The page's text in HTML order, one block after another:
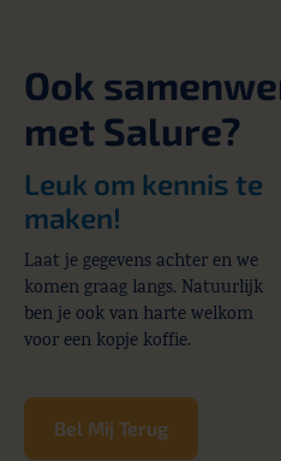
Ook
met Salure?
Leuk om kennis te
maken!
Laat je gegevens achter en we
komen graag langs. Natuurlijk
ben je ook van harte welkom
voor een kopje koffie.
Bel Mij Terug